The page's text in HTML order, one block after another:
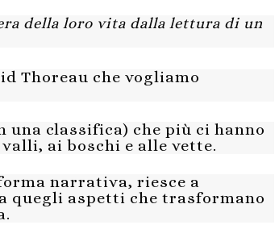
della loro vita dalla lettura di un
Thoreau che vogliamo
classifica) che più ci hanno
ai boschi e alle vette.
narrativa, riesce a
quegli aspetti che trasformano